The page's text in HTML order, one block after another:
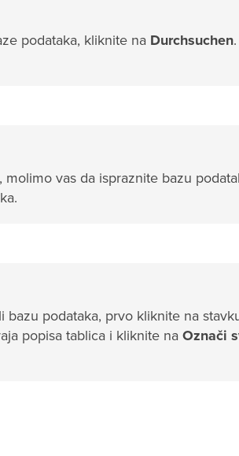
podataka, kliknite na Durchsuchen
, molimo vas da ispraznite bazu
bazu podataka, prvo kliknite na
popisa tablica i kliknite na Označi